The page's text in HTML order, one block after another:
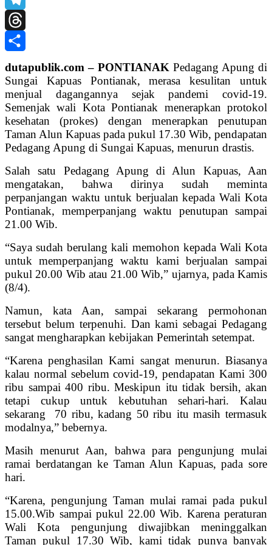
Telegram
Threads
Share
dutapublik.com – PONTIANAK Pedagang Apung di
Sungai Kapuas Pontianak, merasa kesulitan untuk
menjual dagangannya sejak pandemi covid-19.
Semenjak wali Kota Pontianak menerapkan protokol
kesehatan (prokes) dengan menerapkan penutupan
Taman Alun Kapuas pada pukul 17.30 Wib, pendapatan
Pedagang Apung di Sungai Kapuas, menurun drastis.
Salah satu Pedagang Apung di Alun Kapuas, Aan
mengatakan, bahwa dirinya sudah meminta
perpanjangan waktu untuk berjualan kepada Wali Kota
Pontianak, memperpanjang waktu penutupan sampai
21.00 Wib.
“Saya sudah berulang kali memohon kepada Wali Kota
untuk memperpanjang waktu kami berjualan sampai
pukul 20.00 Wib atau 21.00 Wib,” ujarnya, pada Kamis
(8/4).
Namun, kata Aan, sampai sekarang permohonan
tersebut belum terpenuhi. Dan kami sebagai Pedagang
sangat mengharapkan kebijakan Pemerintah setempat.
“Karena penghasilan Kami sangat menurun. Biasanya
kalau normal sebelum covid-19, pendapatan Kami 300
ribu sampai 400 ribu. Meskipun itu tidak bersih, akan
tetapi cukup untuk kebutuhan sehari-hari. Kalau
sekarang 70 ribu, kadang 50 ribu itu masih termasuk
modalnya,” bebernya.
Masih menurut Aan, bahwa para pengunjung mulai
ramai berdatangan ke Taman Alun Kapuas, pada sore
hari.
“Karena, pengunjung Taman mulai ramai pada pukul
15.00.Wib sampai pukul 22.00 Wib. Karena peraturan
Wali Kota pengunjung diwajibkan meninggalkan
Taman pukul 17.30 Wib, kami tidak punya banyak